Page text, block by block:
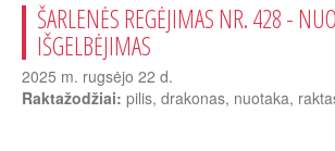
ŠARLENĖS REGĖJIMAS NR. 428 -
IŠGELBĖJIMAS
2025 m. rugsėjo 22 d.
Raktažodžiai: pilis, drakonas, nuotaka,